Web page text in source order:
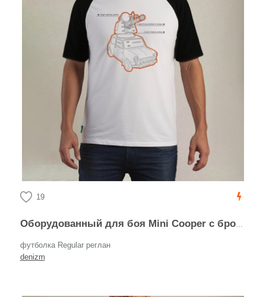
19
Оборудованный для боя Mini Cooper с броней и миниганом
футболка Regular реглан
denizm